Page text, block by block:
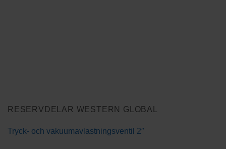
RESERVDELAR WESTERN GLOBAL
Tryck- och vakuumavlastningsventil 2″